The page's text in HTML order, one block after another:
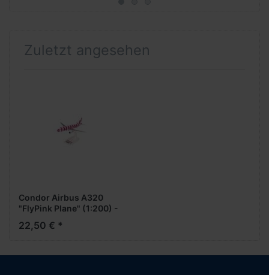
Zuletzt angesehen
Condor Airbus A320
"FlyPink Plane" (1:200) -
22,50 € *